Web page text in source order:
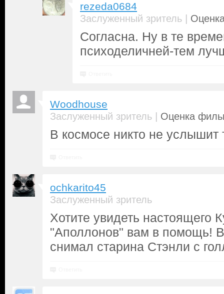
rezeda0684
Заслуженный зритель |
Согласна. Ну в те
психоделичней-тем
Woodhouse
Заслуженный зритель | Оценка
В космосе никто не услышит
ochkarito45
Заслуженный зритель
Хотите увидеть настоящего
"Аполлонов" вам в помощь!
снимал старина Стэнли с